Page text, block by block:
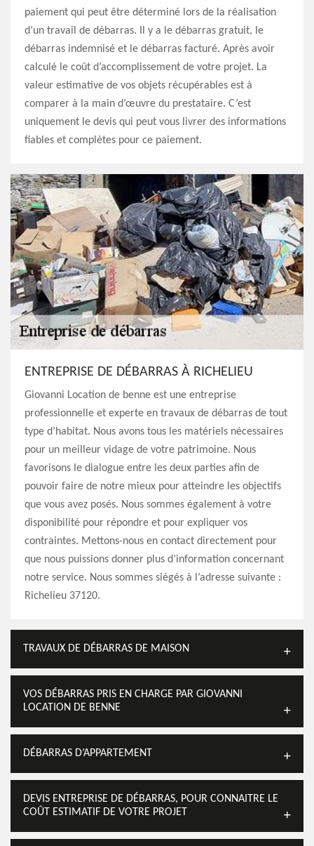
paiement qui peut être déterminé lors de la réalisation
d’un travail de débarras. Il y a le débarras gratuit, le
débarras indemnisé et le débarras facturé. Après avoir
calculé le coût d’accomplissement de votre projet. La
valeur estimative de vos objets récupérables est à
comparer à la main d’œuvre du prestataire. C’est
uniquement le devis qui peut vous livrer des informations
fiables et complètes pour ce paiement.
ENTREPRISE DE DÉBARRAS À RICHELIEU
Giovanni Location de benne est une entreprise
professionnelle et experte en travaux de débarras de tout
type d’habitat. Nous avons tous les matériels nécessaires
pour un meilleur vidage de votre patrimoine. Nous
favorisons le dialogue entre les deux parties afin de
pouvoir faire de notre mieux pour atteindre les objectifs
que vous avez posés. Nous sommes également à votre
disponibilité pour répondre et pour expliquer vos
contraintes. Mettons-nous en contact directement pour
que nous puissions donner plus d’information concernant
notre service. Nous sommes siégés à l’adresse suivante :
Richelieu 37120.
TRAVAUX DE DÉBARRAS DE MAISON
VOS DÉBARRAS PRIS EN CHARGE PAR GIOVANNI
LOCATION DE BENNE
DÉBARRAS D’APPARTEMENT
DEVIS ENTREPRISE DE DÉBARRAS, POUR CONNAITRE LE
COÛT ESTIMATIF DE VOTRE PROJET